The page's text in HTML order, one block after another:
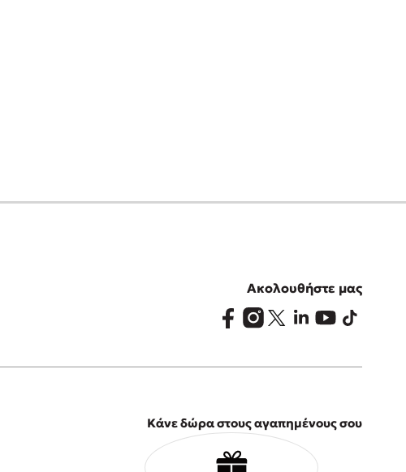
Ακολουθήστε μας
Κάνε δώρα στους αγαπημένους σου